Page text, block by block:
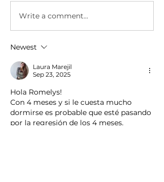
Write a comment...
Newest
Laura Marejil
Sep 23, 2025
Hola Romelys!
Con 4 meses y si le cuesta mucho
dormirse es probable que esté pasando
por la regresión de los 4 meses.